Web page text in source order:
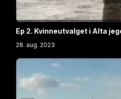
Ep 2. Kvinneutvalget i Alta
28. aug. 2023